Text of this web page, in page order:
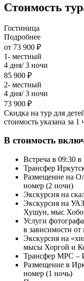
Стоимость
Гостиница
Подробнее
от 73 900 ₽
1- местный
4 дня/ 3 ночи
85 900 ₽
2- местный
4 дня/ 3 ночи
73 900 ₽
Скидка на тур для
стоимость указана за 1
В стоимость
Встреча в 09:30
Трансфер
Размещение на
номер (2 ночи)
Экскурсия на
Экскурсия на
Хушун, мыс
Услуги
в зависимости
Экскурсия на
мысы Хоргой и
Трансфер МРС –
Размещение в
номер (1 ночь)